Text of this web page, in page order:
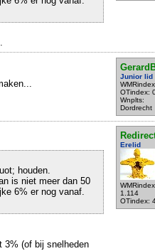
Junior lid
OTindex:
Wnplts:
Dordrecht
Erelid
1.114
OTindex:
houden.
is niet meer dan 50
6% er nog vanaf.
3% (of bij snelheden